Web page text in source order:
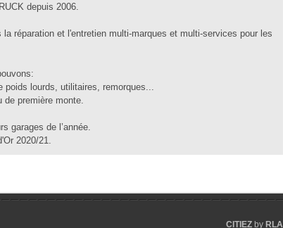
depuis 2006.
réparation et l'entretien multi-marques et multi-services pour les
lourds, utilitaires, remorques...
première monte.
garages de l’année.
2020/21.
CITIEZ by RLA